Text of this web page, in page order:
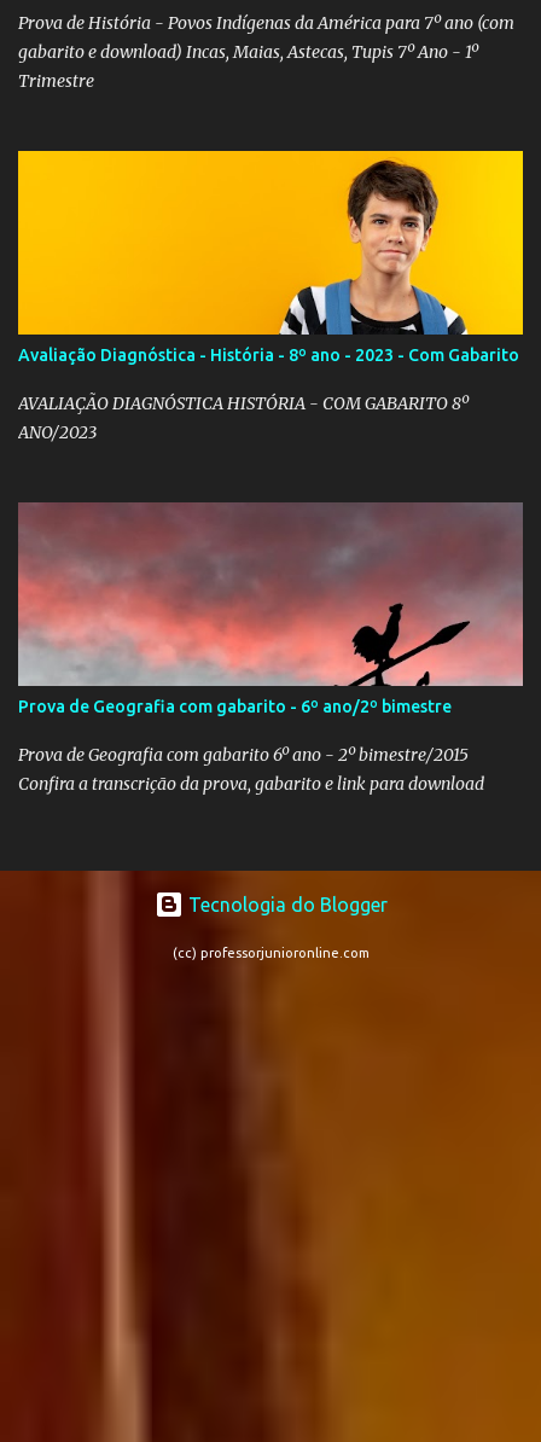
Prova de História - Povos Indígenas da América para 7º ano (com
gabarito e download) Incas, Maias, Astecas, Tupis 7º Ano - 1º
Trimestre
Avaliação Diagnóstica - História - 8º ano - 2023 - Com Gabarito
AVALIAÇÃO DIAGNÓSTICA HISTÓRIA - COM GABARITO 8º
ANO/2023
Prova de Geografia com gabarito - 6º ano/2º bimestre
Prova de Geografia com gabarito 6º ano - 2º bimestre/2015
Confira a transcrição da prova, gabarito e link para download
Tecnologia do Blogger
(cc) professorjunioronline.com